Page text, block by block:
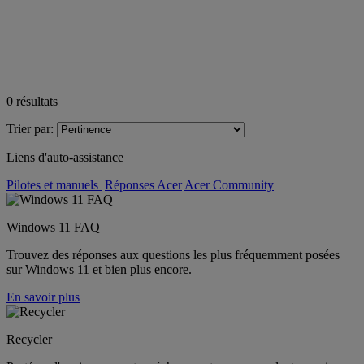
0 résultats
Trier par:
Liens d'auto-assistance
Pilotes et manuels Réponses Acer Acer Community
Windows 11 FAQ
Trouvez des réponses aux questions les plus fréquemment posées
sur Windows 11 et bien plus encore.
En savoir plus
Recycler